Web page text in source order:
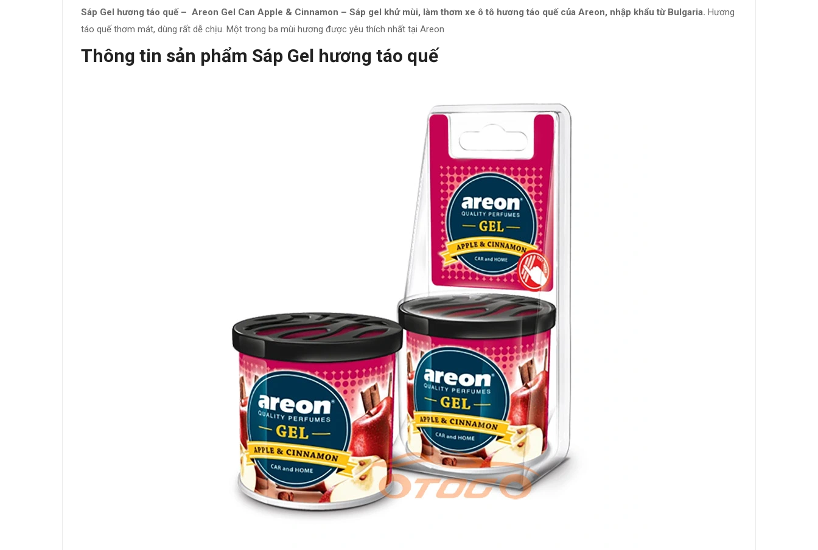
Sáp Gel hương táo quế – Areon Gel Can Apple & Cinnamon – Sáp gel khử mùi, làm thơm xe ô tô hương táo quế của Areon, nhập khẩu từ Bulgaria. Hương
táo quế thơm mát, dùng rất dễ chịu. Một trong ba mùi hương được yêu thích nhất tại Areon
Thông tin sản phẩm Sáp Gel hương táo quế